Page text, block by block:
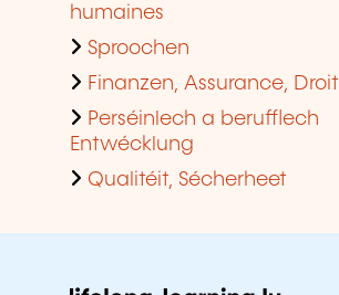
humaines
Sproochen
Finanzen, Assurance, Droit
Perséinlech a berufflech
Entwécklung
Qualitéit, Sécherheet